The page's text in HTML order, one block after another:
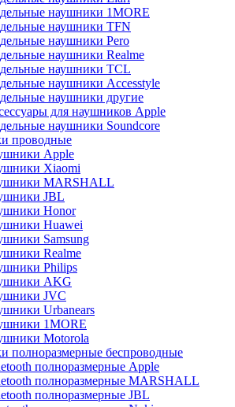
наушники 1MORE
наушники TFN
наушники Pero
наушники Realme
наушники TCL
наушники Accesstyle
наушники другие
для наушников Apple
наушники Soundcore
проводные
Apple
Xiaomi
MARSHALL
JBL
Honor
Huawei
Samsung
Realme
Philips
AKG
JVC
Urbanears
1MORE
Motorola
полноразмерные беспроводные
полноразмерные Apple
полноразмерные MARSHALL
полноразмерные JBL